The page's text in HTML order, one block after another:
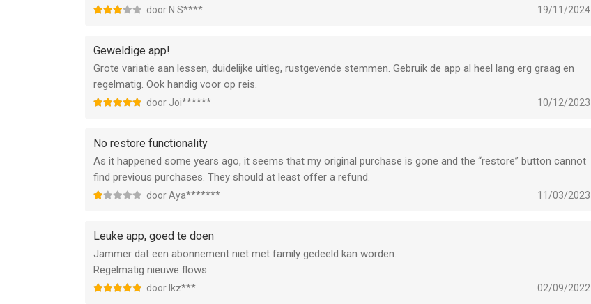
door N S**** 19/11/2024
Geweldige app!
Grote variatie aan lessen, duidelijke uitleg, rustgevende stemmen. Gebruik de app al heel lang erg graag en
regelmatig. Ook handig voor op reis.
door Joi****** 10/12/2023
No restore functionality
As it happened some years ago, it seems that my original purchase is gone and the “restore” button cannot
find previous purchases. They should at least offer a refund.
door Aya******* 11/03/2023
Leuke app, goed te doen
Jammer dat een abonnement niet met family gedeeld kan worden.
Regelmatig nieuwe flows
door Ikz*** 02/09/2022